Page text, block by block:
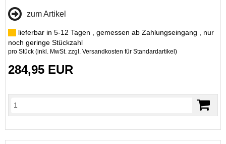
zum Artikel
lieferbar in 5-12 Tagen , gemessen ab Zahlungseingang , nur
noch geringe Stückzahl
pro Stück (inkl. MwSt. zzgl. Versandkosten für Standardartikel)
284,95 EUR